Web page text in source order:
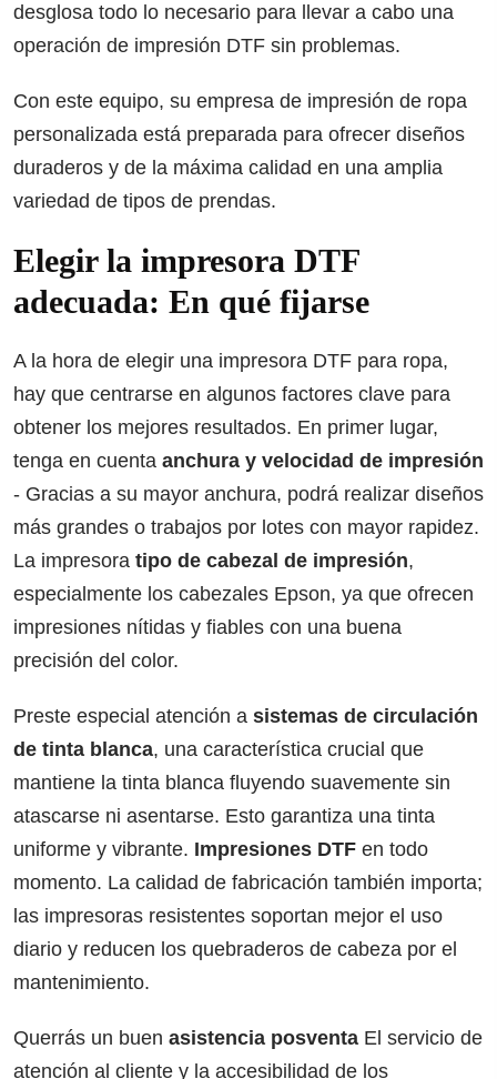
desglosa todo lo necesario para llevar a cabo una
operación de impresión DTF sin problemas.
Con este equipo, su empresa de impresión de ropa
personalizada está preparada para ofrecer diseños
duraderos y de la máxima calidad en una amplia
variedad de tipos de prendas.
Elegir la impresora DTF
adecuada: En qué fijarse
A la hora de elegir una impresora DTF para ropa,
hay que centrarse en algunos factores clave para
obtener los mejores resultados. En primer lugar,
tenga en cuenta anchura y velocidad de impresión
- Gracias a su mayor anchura, podrá realizar diseños
más grandes o trabajos por lotes con mayor rapidez.
La impresora tipo de cabezal de impresión,
especialmente los cabezales Epson, ya que ofrecen
impresiones nítidas y fiables con una buena
precisión del color.
Preste especial atención a sistemas de circulación
de tinta blanca, una característica crucial que
mantiene la tinta blanca fluyendo suavemente sin
atascarse ni asentarse. Esto garantiza una tinta
uniforme y vibrante. Impresiones DTF en todo
momento. La calidad de fabricación también importa;
las impresoras resistentes soportan mejor el uso
diario y reducen los quebraderos de cabeza por el
mantenimiento.
Querrás un buen asistencia posventa El servicio de
atención al cliente y la accesibilidad de los